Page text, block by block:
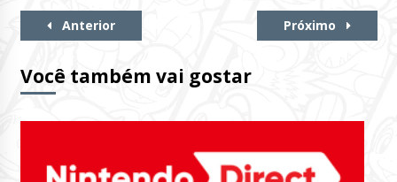
Continue
Anterior Próximo
Você também vai gostar